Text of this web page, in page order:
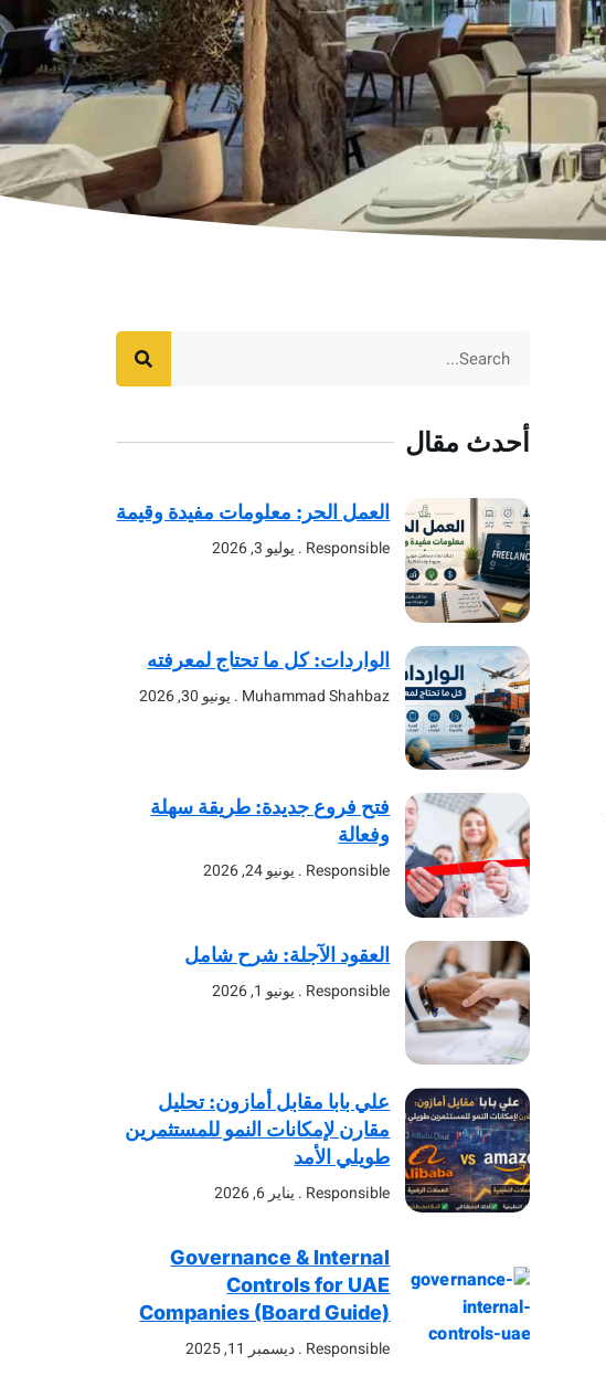
أحدث مقال
العمل الحر: معلومات مفيدة وقيمة
Responsible يوليو 3, 2026
الواردات: كل ما تحتاج لمعرفته
Muhammad Shahbaz يونيو 30, 2026
فتح فروع جديدة: طريقة سهلة
وفعالة
Responsible يونيو 24, 2026
العقود الآجلة: شرح شامل
Responsible يونيو 1, 2026
علي بابا مقابل أمازون: تحليل
مقارن لإمكانات النمو للمستثمرين
طويلي الأمد
Responsible يناير 6, 2026
Governance & Internal
Controls for UAE
Companies (Board Guide)
Responsible ديسمبر 11, 2025